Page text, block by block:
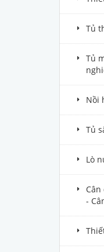
Tủ
Tủ
Nồi
Tủ
Lò
-